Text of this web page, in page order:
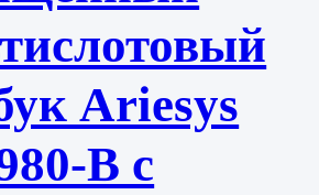
Ariesys
B с